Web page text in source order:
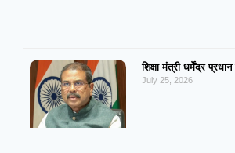
शिक्षा मंत्री धर्मेंद्र
July 25, 2026